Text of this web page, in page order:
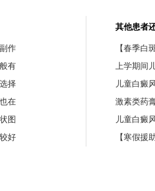
作
有
择
在
图
好
其他患者
【春季白
上学期间
儿童白癜
激素类药
儿童白癜
【寒假援